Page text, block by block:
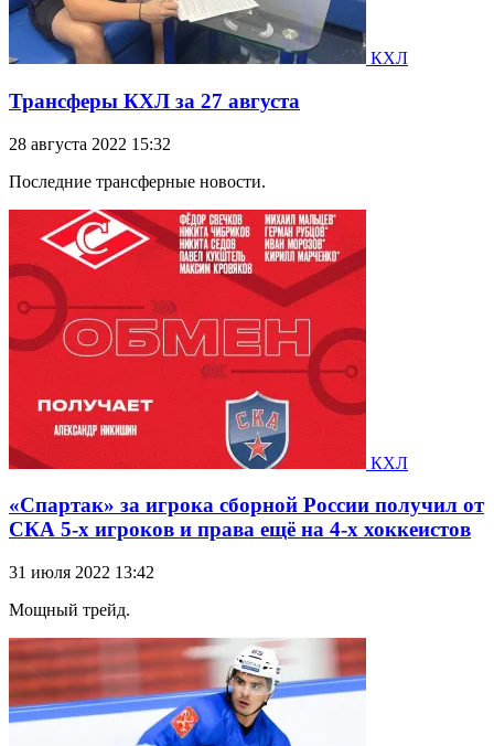
КХЛ
Трансферы КХЛ за 27 августа
28 августа 2022 15:32
Последние трансферные новости.
КХЛ
«Спартак» за игрока сборной России получил от
СКА 5-х игроков и права ещё на 4-х хоккеистов
31 июля 2022 13:42
Мощный трейд.